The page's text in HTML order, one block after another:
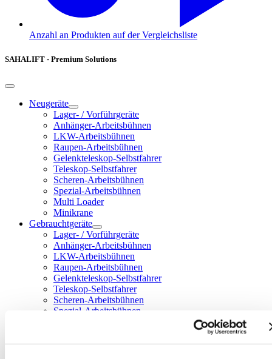
Anzahl an Produkten auf der Vergleichsliste
SAHALIFT - Premium Solutions
Neugeräte
Lager- / Vorführgeräte
Anhänger-Arbeitsbühnen
LKW-Arbeitsbühnen
Raupen-Arbeitsbühnen
Gelenkteleskop-Selbstfahrer
Teleskop-Selbstfahrer
Scheren-Arbeitsbühnen
Spezial-Arbeitsbühnen
Multi Loader
Minikrane
Gebrauchtgeräte
Lager- / Vorführgeräte
Anhänger-Arbeitsbühnen
LKW-Arbeitsbühnen
Raupen-Arbeitsbühnen
Gelenkteleskop-Selbstfahrer
Teleskop-Selbstfahrer
Scheren-Arbeitsbühnen
Spezial-Arbeitsbühnen
Service & Support